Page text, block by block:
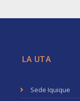
LA UTA
Sede Iquique